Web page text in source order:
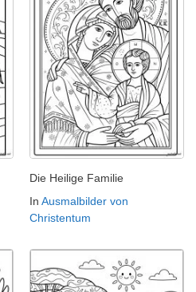
Die Heilige Familie
In Ausmalbilder von
Christentum